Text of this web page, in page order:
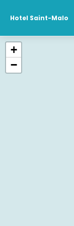
Hotel Saint-Malo
+
−